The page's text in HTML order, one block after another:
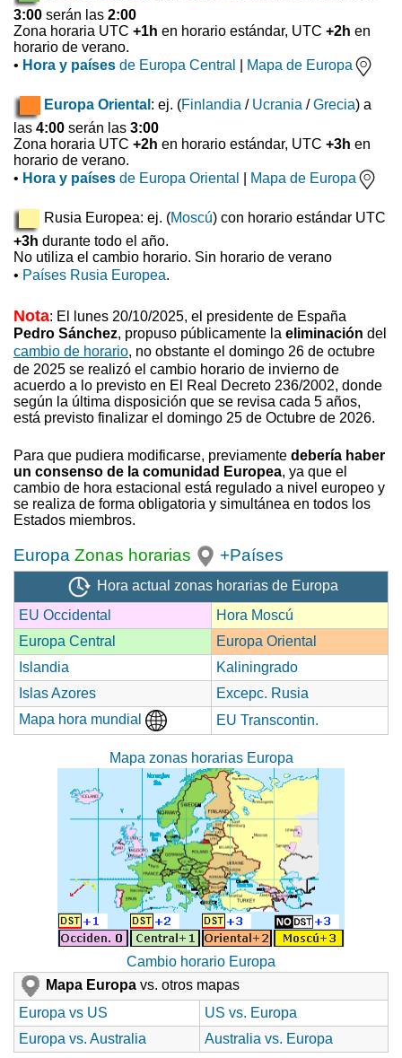
3:00 serán las 2:00
Zona horaria UTC +1h en horario estándar, UTC +2h en
horario de verano.
• Hora y países de Europa Central Mapa de Europa
Europa Oriental : ej. (Finlandia / Ucrania /Grecia) a
las 4:00 serán las 3:00
Zona horaria UTC +2h en horario estándar, UTC +3h en
horario de verano.
• Hora y países de Europa Oriental Mapa de Europa
Rusia Europea: ej. (Moscú) con horario estándar UTC
+3h durante todo el año.
No utiliza el cambio horario. Sin horario de verano
• Países Rusia Europea.
Nota: El lunes 20/10/2025, el presidente de España
Pedro Sánchez, propuso públicamente la eliminación del
cambio de horario, no obstante el domingo 26 de octubre
de 2025 se realizó el cambio horario de invierno de
acuerdo a lo previsto en El Real Decreto 236/2002, donde
según la última disposición que se revisa cada 5 años,
está previsto finalizar el domingo 25 de Octubre de 2026.
Para que pudiera modificarse, previamente debería haber
un consenso de la comunidad Europea, ya que el
cambio de hora estacional está regulado a nivel europeo y
se realiza de forma obligatoria y simultánea en todos los
Estados miembros.
Europa Zonas horarias +Países
Hora actual zonas horarias de Europa
EU Occidental
Hora Moscú
Europa Central
Europa Oriental
Islandia
Kaliningrado
Islas Azores
Excepc. Rusia
Mapa hora mundial
EU Transcontin.
Mapa zonas horarias Europa
Cambio horario Europa
Mapa Europa vs. otros mapas
Europa vs US
US vs. Europa
Europa vs. Australia
Australia vs. Europa